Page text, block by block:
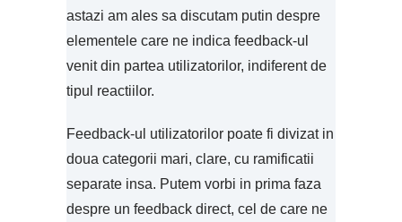
astazi am ales sa discutam putin despre
elementele care ne indica feedback-ul
venit din partea utilizatorilor, indiferent de
tipul reactiilor.
Feedback-ul utilizatorilor poate fi divizat in
doua categorii mari, clare, cu ramificatii
separate insa. Putem vorbi in prima faza
despre un feedback direct, cel de care ne